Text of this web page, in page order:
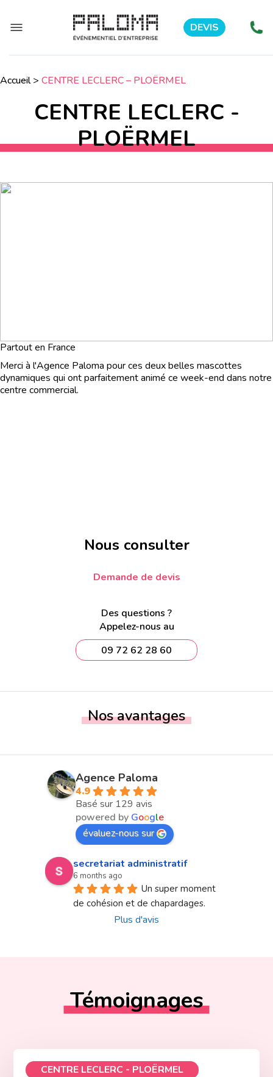
DEVIS
Accueil> CENTRE LECLERC – PLOËRMEL
CENTRE LECLERC -
PLOËRMEL
Partout en France
Merci à l'Agence Paloma pour ces deux belles mascottes
dynamiques qui ont parfaitement animé ce week-end dans notre
centre commercial.
Nous consulter
Demande de devis
Des questions ?
Appelez-nous au
09 72 62 28 60
Nos avantages
Agence Paloma
4.9
Basé sur 129 avis
powered by Google
évaluez-nous sur
secretariat administratif
6 months ago
Un super moment
de cohésion et de chapardages.
Plus d'avis
Témoignages
CENTRE LECLERC - PLOËRMEL